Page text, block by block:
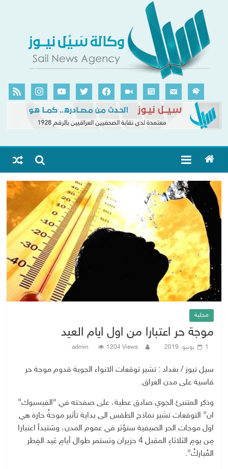
محلية
موجة حر اعتبارا من اول ايام العيد
1 يونيو، 2019 admin 1204 Views
سيل نيوز / بغداد : تشير توقعات الانواء الجوية قدوم موجة حر
قاسية على مدن العراق.
وذكر المتنبئ الجوي صادق عطية، على صفحته في “الفيسبوك”
ان” التوقعات تشير نماذج الطقس الى بداية تأثير موجةُ حارة هي
اول موجات الحر الصيفية ستؤثر في عموم المدن، وسَتبدأ اعتبارا
مِن يومِ الثلاثاءِ المقبل 4 حزيران وتستمر طوال أيامِ عَيد الفِطر
المُباركُ”.